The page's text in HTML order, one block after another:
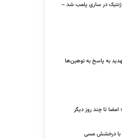
ژنتیک در ساری پلمب شد –
تهدید به پاسخ به توهین‌ها
با درخشش مسی